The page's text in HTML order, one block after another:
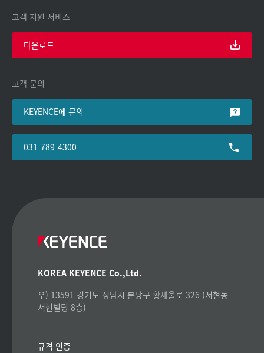
고객 지원 서비스
다운로드
고객 문의
KEYENCE에 문의
031-789-4300
KOREA KEYENCE Co.,Ltd.
우) 13591 경기도 성남시 분당구 황새울로 326 (서현동
서현빌딩 8층)
규격 인증